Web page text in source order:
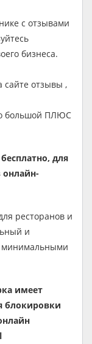
с отзывами
бизнеса.
сайте отзывы ,
большой ПЛЮС
для
онлайн-
ресторанов и
и
минимальными
имеет
блокировки